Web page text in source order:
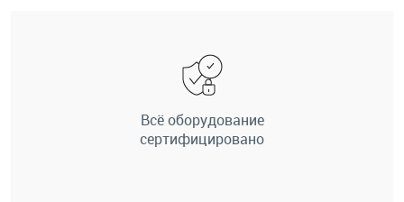
Всё оборудование
сертифицировано